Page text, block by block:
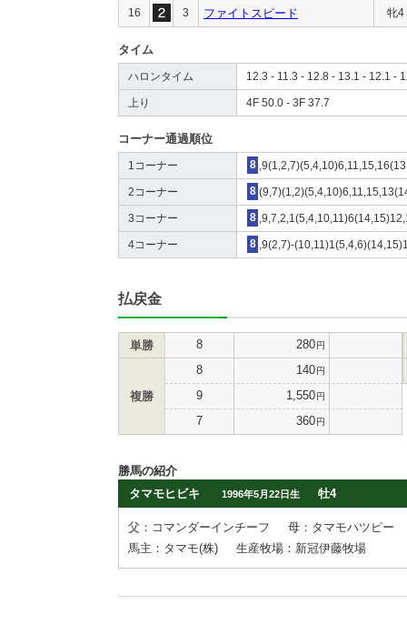
16 3 ファイトスピード 牝4
タイム
ハロンタイム 12.3 - 11.3 - 12.8 - 13.1 - 12.1 -
上り 4F 50.0 - 3F 37.7
コーナー通過順位
1コーナー 8
2コーナー 8
3コーナー 8
4コーナー 8 ,9(2,7)-
払戻金
単勝 8 280円
複勝
8 140円
9 1,550円
7 360円
勝馬の紹介
タマモヒビキ
1996年5月22日生 牡4
父：コマンダーインチーフ
母：タマモハツピー
馬主：タマモ(株)
生産牧場：新冠伊藤牧場